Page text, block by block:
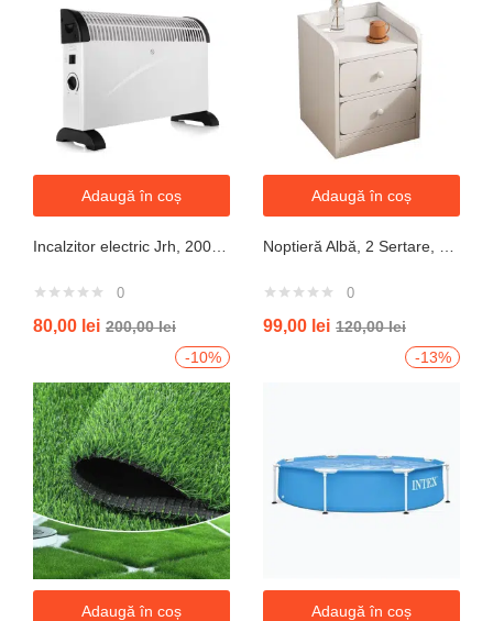
Adaugă în coș
0
80,00 lei 200,00lei
Adaugă în coș
0
99,00 lei 120,00lei
-10%
Adaugă în coș
-13%
Adaugă în coș